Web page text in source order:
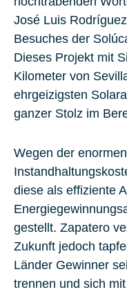
José Luis
Besuches der
Dieses Projekt mit
Kilometer von
ehrgeizigsten
ganzer Stolz im
Wegen der
diese als effiziente
gestellt. Zapatero
Zukunft jedoch
Länder Gewinner
trennen und sich